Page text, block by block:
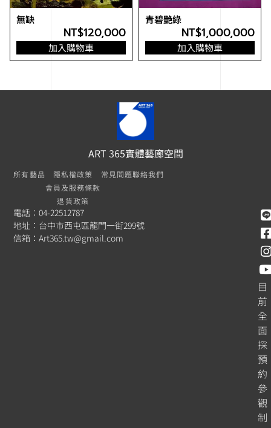
無缺
NT$120,000
加入購物車
青碧艷綠
NT$1,000,000
加入購物車
ART 365實體藝廊空間
所有藝品
隱私權政策
會員及服務條款
退貨政策
常見問題聯絡我們
電話：04-22512787
地址：台中市西屯區龍門一街299號
信箱：Art365.tw@gmail.com
目
前
全
面
採
預
約
參
觀
制